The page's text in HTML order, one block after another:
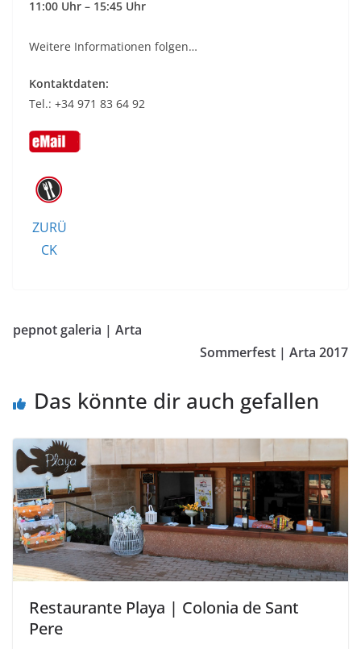
11:00 Uhr – 15:45 Uhr
Weitere Informationen folgen…
Kontaktdaten:
Tel.: +34 971 83 64 92
ZURÜ
CK
pepnot galeria | Arta
Sommerfest | Arta 2017
Das könnte dir auch gefallen
Restaurante Playa | Colonia de Sant
Pere